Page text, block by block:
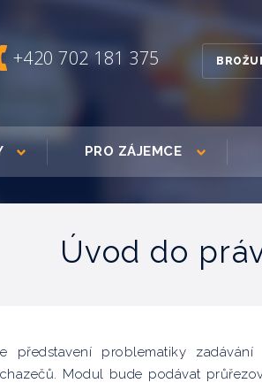
+420 702 181 375
PRO ZÁJEMCE
Úvod do
představení problematiky
Modul bude podávat